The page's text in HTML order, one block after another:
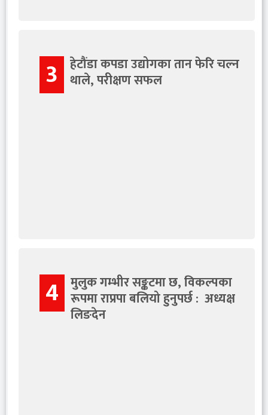
3 हेटौंडा कपडा उद्योगका तान फेरि चल्न
थाले, परीक्षण सफल
4 मुलुक गम्भीर सङ्कटमा छ, विकल्पका
रूपमा राप्रपा बलियो हुनुपर्छ : अध्यक्ष
लिङदेन